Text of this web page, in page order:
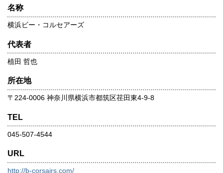
名称
横浜ビー・コルセアーズ
代表者
植田 哲也
所在地
〒224-0006 神奈川県横浜市都筑区荏田東4-9-8
TEL
045-507-4544
URL
http://b-corsairs.com/